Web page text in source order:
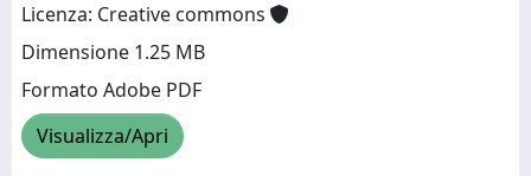
Licenza: Creative commons
Dimensione 1.25 MB
Formato Adobe PDF
Visualizza/Apri